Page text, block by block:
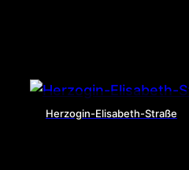
Herzogin-Elisabeth-Straße